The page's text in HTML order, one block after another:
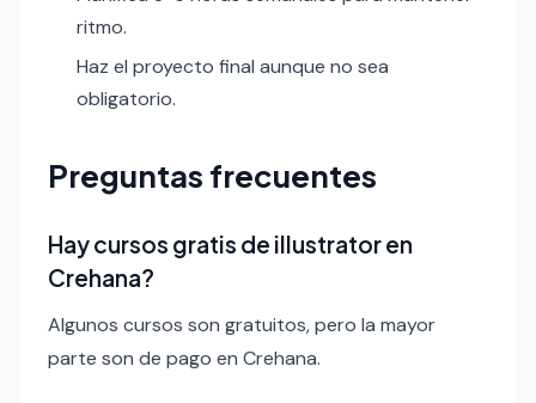
ritmo.
Haz el proyecto final aunque no sea
obligatorio.
Preguntas frecuentes
Hay cursos gratis de illustrator en
Crehana?
Algunos cursos son gratuitos, pero la mayor
parte son de pago en Crehana.